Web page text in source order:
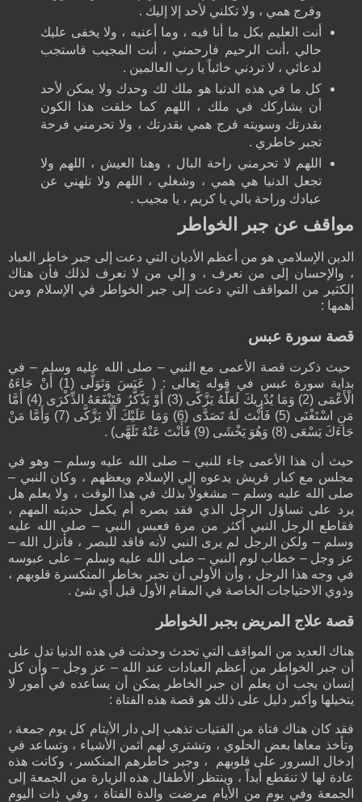
وفرج همي ، ولا تكلني لأحد إلا إليك .
أنت العليم بكل ما أنا فيه ، وما أعنيه ، ولا يخفى عليك
حالي ،أنت الرحيم فارحمني ، أنت المجيب فاستجب
لدعائي ، لا تردني خائباً يا رب العالمين .
كل ما في هذه الدنيا هو ملك لك وحدك ولا يمكن لأحد
أن يشاركك في ملك ، اللهم كما خلقت هذا الكون
بقدرتك وسويته فرج همي بقدرتك ، ولا تحرمني فرحة
تجبر خاطري .
اللهم لا تحرمني راحة البال ، وهنا العيش ، اللهم ولا
تجعل الدنيا هي همي ، وشغلي ، اللهم ولا تلهني عن
عبادك وراحة بالي يا كريم ، يا مجيب .
مواقف عن جبر الخواطر
الدين الإسلامي هو من أعظم الأديان التي دعت إلى جبر خاطر العباد
، والإحسان إلى من نعرف ، و إلي من لا نعرف لذلك فأن هناك
الكثير من المواقف التي دعت إلى جبر الخواطر في الإسلام ومن
أهمها :
قصة سورة عبس
حيث ذكرت قصة الأعمى مع النبي – صلى الله عليه وسلم – في
بداية سورة عبس في قوله تعالى : ( عَبَسَ وَتَوَلَّى (1) أَنْ جَاءَهُ
الْأَعْمَى (2) وَمَا يُدْرِيكَ لَعَلَّهُ يَزَّكَّى (3) أَوْ يَذَّكَّرُ فَتَنْفَعَهُ الذِّكْرَى (4) أَمَّا
مَنِ اسْتَغْنَى (5) فَأَنْتَ لَهُ تَصَدَّى (6) وَمَا عَلَيْكَ أَلَّا يَزَّكَّى (7) وَأَمَّا مَنْ
جَاءَكَ يَسْعَى (8) وَهُوَ يَخْشَى (9) فَأَنْتَ عَنْهُ تَلَهَّى) .
حيث أن هذا الأعمى جاء للنبي – صلى الله عليه وسلم – وهو في
مجلس مع كبار قريش يدعوه إلي الإسلام ويعظهم ، وكان النبي –
صلى الله عليه وسلم – مشغولاً بذلك في هذا الوقت ، ولا يعلم هل
يرد على تساؤل الرجل الذي فقد بصره أم يكمل حديثه المهم ،
فقاطع الرجل النبي أكثر من مرة فعبس النبي – صلى الله عليه
وسلم – ولكن الرجل لم يرى النبي لأنه فاقد للبصر ، فأنزل الله –
عز وجل – خطاب لوم النبي – صلى الله عليه وسلم – على عبوسه
في وجه هذا الرجل ، وأن الأولى أن نجبر بخاطر المنكسرة قلوبهم ،
وذوي الاحتياجات الخاصة في المقام الأول قبل أي شئ .
قصة علاج المريض بجبر الخواطر
هناك العديد من المواقف التي تحدث وحدثت في هذه الدنيا تدل على
أن جبر الخواطر من أعظم العبادات عند الله – عز وجل – وأن كل
إنسان يجب أن يعلم أن جبر الخاطر يمكن أن يساعده في أمور لا
يتخيلها وأكبر دليل على ذلك هو قصة هذه الفتاة :
فقد كان هناك فتاة من الفتيات تذهب إلى دار الأيتام كل يوم جمعة ،
وتأخذ معاها بعض الحلوي ، وتشتري لهم أثمن الأشياء ، وتساعد في
إدخال السرور على قلوبهم ، وجبر خاطرهم المنكسر ، وكانت هذه
عادة لها لا تنقطع أبداً ، وينتظر الأطفال هذه الزيارة من الجمعة إلى
الجمعة وفي يوم من الأيام مرضت والدة الفتاة ، وفي ذات اليوم